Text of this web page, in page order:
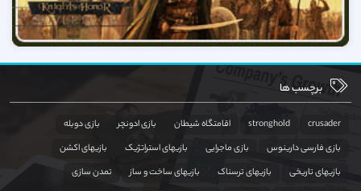
برچسب ها
crusader
stronghold اقامتگاه شیطان بازی ادونچر
بازی دوبله
بازی فارسی دارینوس
بازی ماجرایی بازیهای استراتژیک
بازیهای اکشن
بازیهای تاریخی
بازیهای ترسناک بازیهای ساخت و ساز
تمدن سازی